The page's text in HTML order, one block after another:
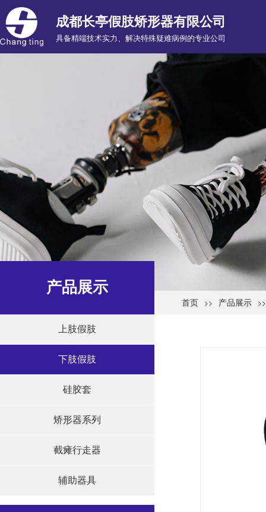
上肢假肢
下肢假肢
硅胶套
矫形器系列
截瘫行走器
辅助器具
首页 >> 产品展示 >>
产品展示
成都长亭假肢矫形器有限公司
具备精端技术实力、解决特殊疑难病例的专业公司